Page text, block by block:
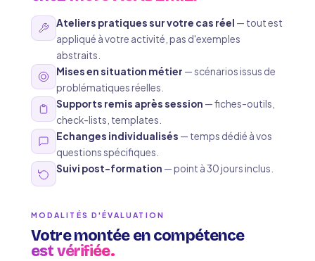
Ateliers pratiques sur votre cas réel — tout est
appliqué à votre activité, pas d'exemples
abstraits.
Mises en situation métier — scénarios issus de
problématiques réelles.
Supports remis après session — fiches-outils,
check-lists, templates.
Echanges individualisés — temps dédié à vos
questions spécifiques.
Suivi post-formation — point à 30 jours inclus.
MODALITÉS D'ÉVALUATION
Votre montée en compétence
est vérifiée.